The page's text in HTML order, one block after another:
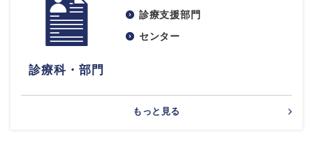
診療科・部門
診療支援部門
センター
もっと見る